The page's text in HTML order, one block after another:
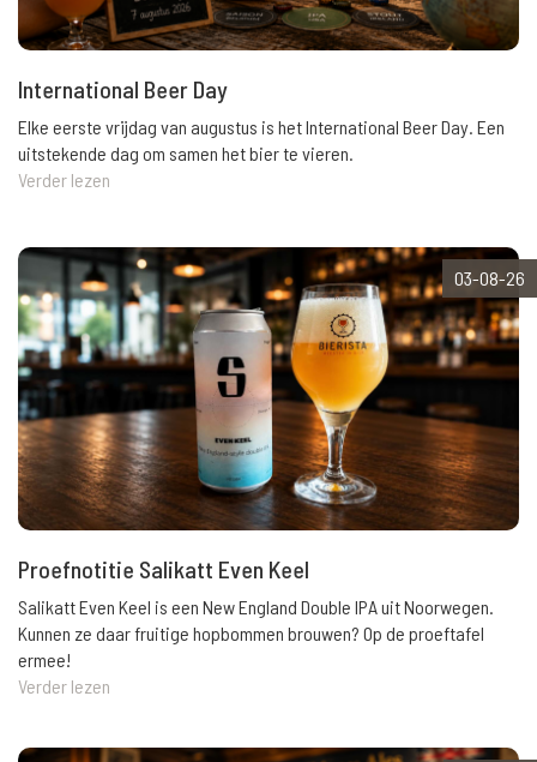
International Beer Day
Elke eerste vrijdag van augustus is het International Beer Day. Een
uitstekende dag om samen het bier te vieren.
Verder lezen
03-08-26
Proefnotitie Salikatt Even Keel
Salikatt Even Keel is een New England Double IPA uit Noorwegen.
Kunnen ze daar fruitige hopbommen brouwen? Op de proeftafel
ermee!
Verder lezen